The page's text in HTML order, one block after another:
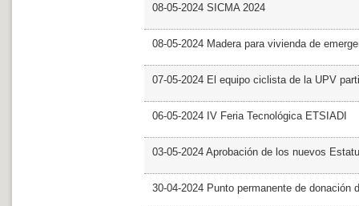
08-05-2024 SICMA 2024
08-05-2024 Madera para vivienda de
07-05-2024 El equipo ciclista de la UPV
06-05-2024 IV Feria Tecnológica ETSIADI
03-05-2024 Aprobación de los nuevos
30-04-2024 Punto permanente de donación